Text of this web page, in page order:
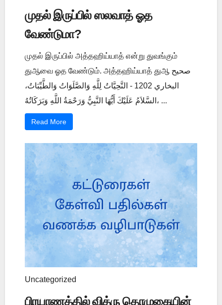
முதல் இருப்பில் ஸலவாத் ஓத
வேண்டுமா?
முதல் இருப்பில் அத்தஹிய்யாத் என்று துவங்கும்
துஆவை ஓத வேண்டும். அத்தஹிய்யாத் துஆ صحيح
البخاري 1202 - التَّحِيَّاتُ لِلَّهِ وَالصَّلَوَاتُ وَالطَّيِّبَاتُ،
السَّلاَمُ عَلَيْكَ أَيُّهَا النَّبِيُّ وَرَحْمَةُ اللَّهِ وَبَرَكَاتُهُ، ...
Read More
Uncategorized
பிரயாணத்தில் வித்ரு தொழுகையின்